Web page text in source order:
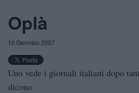
Oplà
10 Gennaio 2007
Uno vede i giornali italiani dopo
dicono